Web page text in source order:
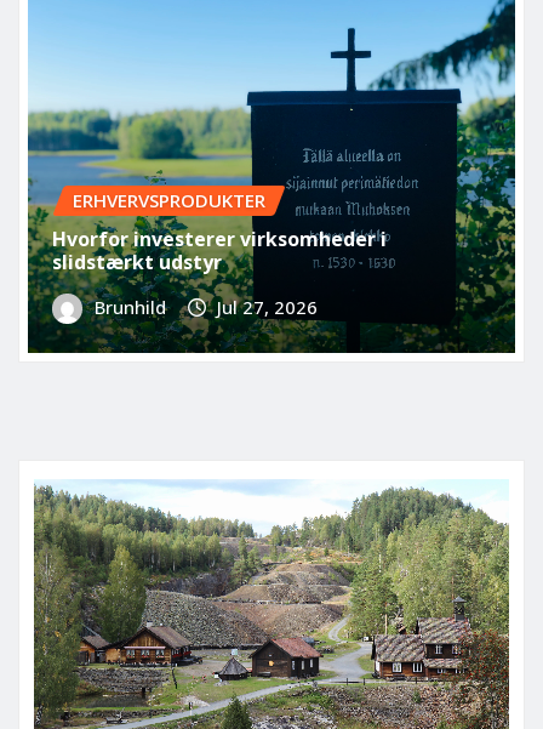
ERHVERVSPRODUKTER
Hvorfor investerer virksomheder i
slidstærkt udstyr
Brunhild Jul 27, 2026